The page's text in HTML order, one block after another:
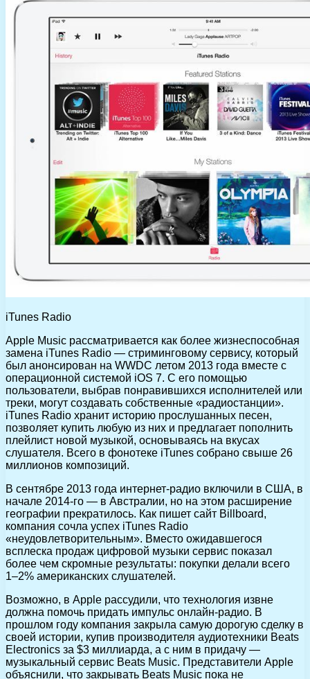
iTunes Radio
Apple Music рассматривается как более жизнеспособная
замена iTunes Radio — стриминговому сервису, который
был анонсирован на WWDC летом 2013 года вместе с
операционной системой iOS 7. С его помощью
пользователи, выбрав понравившихся исполнителей или
треки, могут создавать собственные «радиостанции».
iTunes Radio хранит историю прослушанных песен,
позволяет купить любую из них и предлагает пополнить
плейлист новой музыкой, основываясь на вкусах
слушателя. Всего в фонотеке iTunes собрано свыше 26
миллионов композиций.
В сентябре 2013 года интернет-радио включили в США, в
начале 2014-го — в Австралии, но на этом расширение
географии прекратилось. Как пишет сайт Billboard,
компания сочла успех iTunes Radio
«неудовлетворительным». Вместо ожидавшегося
всплеска продаж цифровой музыки сервис показал
более чем скромные результаты: покупки делали всего
1–2% американских слушателей.
Возможно, в Apple рассудили, что технология извне
должна помочь придать импульс онлайн-радио. В
прошлом году компания закрыла самую дорогую сделку в
своей истории, купив производителя аудиотехники Beats
Electronics за $3 миллиарда, а с ним в придачу —
музыкальный сервис Beats Music. Представители Apple
объяснили, что закрывать Beats Music пока не